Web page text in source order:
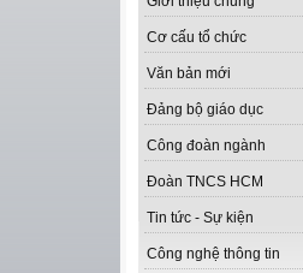
Cơ cấu tổ chức
Văn bản mới
Đảng bộ giáo dục
Công đoàn ngành
Đoàn TNCS HCM
Tin tức - Sự kiện
Công nghệ thông tin